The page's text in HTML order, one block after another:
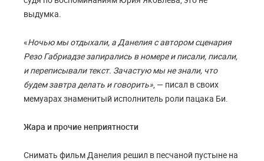
выдумка.
«Ночью мы отдыхали, а Данелия с автором сценария
Резо Габриадзе запирались в номере и писали, писали,
и переписывали текст. Зачастую мы не знали, что
будем завтра делать и говорить» , — писал в своих
мемуарах знаменитый исполнитель роли пацака Би.
Жара и прочие неприятности
Снимать фильм Данелия решил в песчаной пустыне на